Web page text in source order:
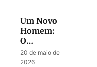
Um Novo
Homem:
O
Mistério
do
20 de maio de
2026